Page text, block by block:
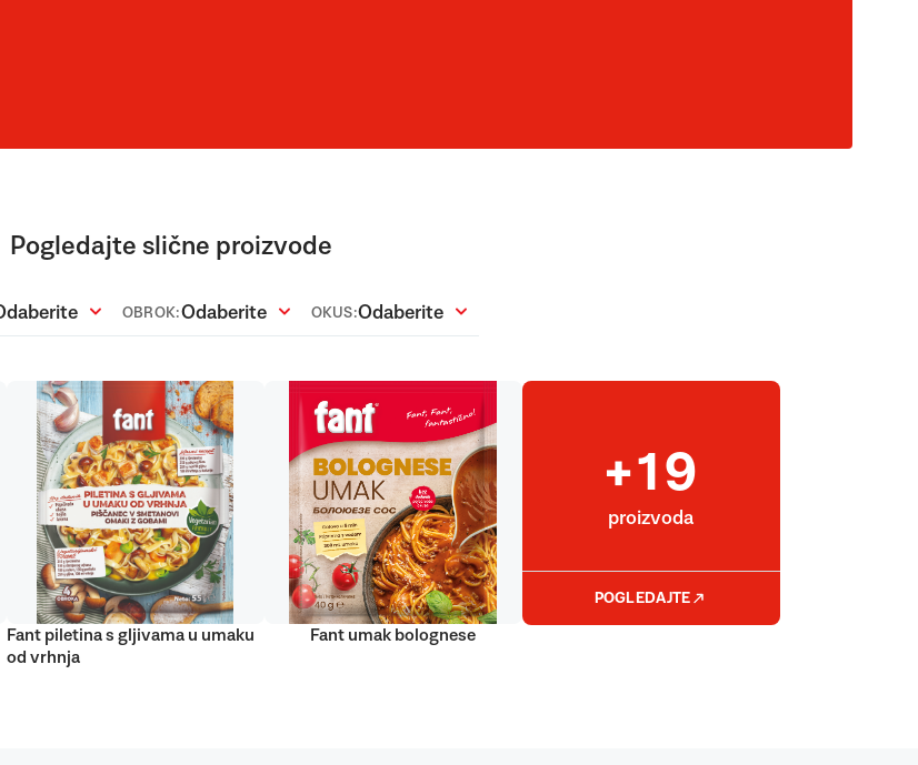
Pogledajte slične proizvode
OBROK:Odaberite OKUS:Odaberite
Fant piletina s gljivama u umaku
od vrhnja
Fant umak bolognese
+19
proizvoda
POGLEDAJTE